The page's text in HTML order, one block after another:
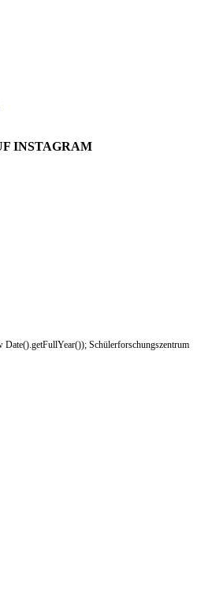
INSTAGRAM
Schülerforschungszentrum